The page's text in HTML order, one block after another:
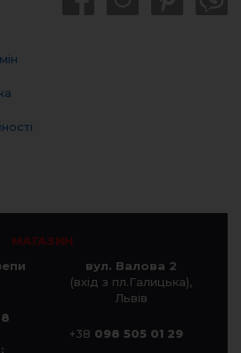
МАГАЗИН
вул. Валова 2
(вхід з пл.Галицька),
Львів
+38 098 505 01 29